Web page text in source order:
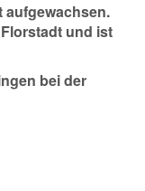
aufgewachsen.
und ist
bei der